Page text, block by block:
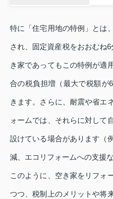
特に「住宅用地の特例」とは
され、固定資産税をおおむね
き家であってもこの特例が適
合の税負担増（最大で税額が
きます。さらに、耐震や省エ
ォームでは、それらに対して
設けている場合があります（
減、エコリフォームへの支援な
このように、空き家をリフォ
つつ、税制上のメリットや将